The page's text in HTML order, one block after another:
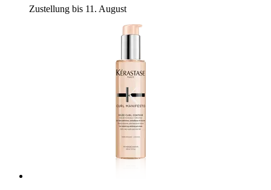
Zustellung bis 11. August